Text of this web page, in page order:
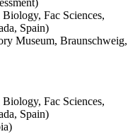
Fac Sciences,
Spain)
Museum, Braunschweig,
Fac Sciences,
Spain)